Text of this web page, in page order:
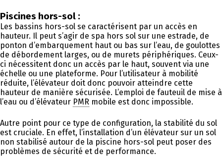
Piscines hors-sol :
Les bassins hors-sol se caractérisent par un accès en
hauteur. Il peut s’agir de spa hors sol sur une estrade, de
ponton d’embarquement haut ou bas sur l’eau, de goulottes
de débordement larges, ou de murets périphériques. Ceux-
ci nécessitent donc un accès par le haut, souvent via une
échelle ou une plateforme. Pour l’utilisateur à mobilité
réduite, l’élévateur doit donc pouvoir atteindre cette
hauteur de manière sécurisée. L’emploi de fauteuil de mise à
l’eau ou d’élévateur PMR mobile est donc impossible.
Autre point pour ce type de configuration, la stabilité du sol
est cruciale. En effet, l’installation d’un élévateur sur un sol
non stabilisé autour de la piscine hors-sol peut poser des
problèmes de sécurité et de performance.